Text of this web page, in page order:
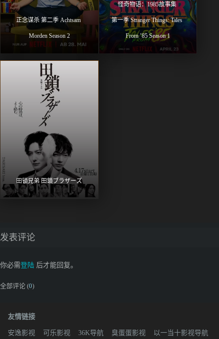
正念谋杀 第二季 Achtsam
Morden Season 2
怪奇物语：1985故事集
第一季 Stranger Things: Tales
From ’85 Season 1
田锁兄弟 田鎖ブラザーズ
发表评论
你必需登陆 后才能回复。
全部评论 (0)
友情链接
安逸影视 可乐影视 36K导航 臭蛋蛋影视 以一当十影视导航